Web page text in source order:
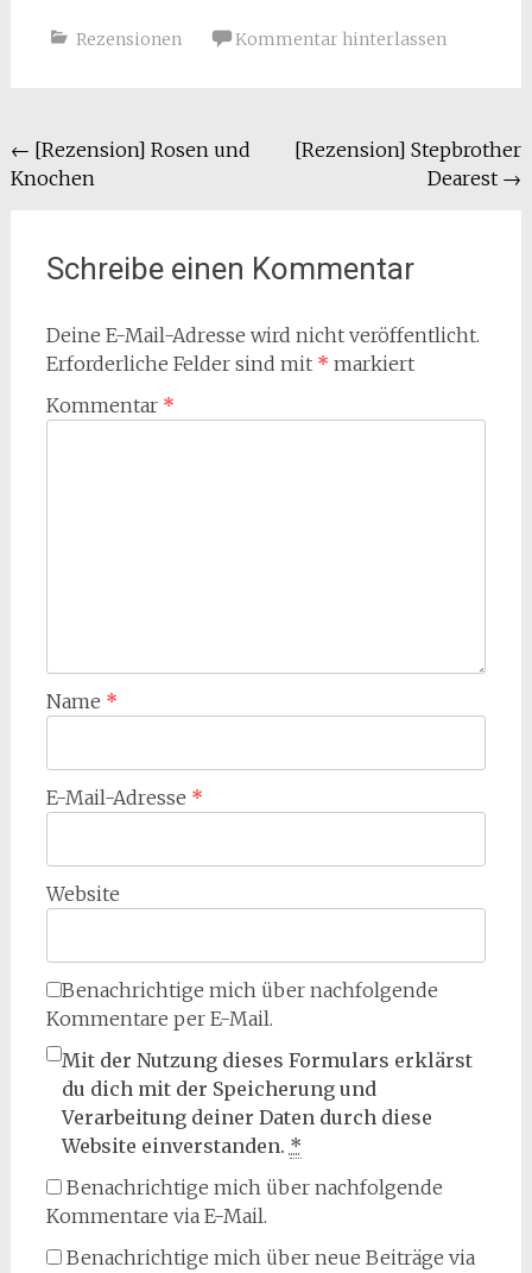
Rezensionen Kommentar hinterlassen
Beitragsnavigation
← [Rezension] Rosen und
Knochen
[Rezension] Stepbrother
Dearest →
Schreibe einen Kommentar
Deine E-Mail-Adresse wird nicht veröffentlicht.
Erforderliche Felder sind mit * markiert
Kommentar *
Name *
E-Mail-Adresse *
Website
Benachrichtige mich über nachfolgende
Kommentare per E-Mail.
Mit der Nutzung dieses Formulars erklärst
du dich mit der Speicherung und
Verarbeitung deiner Daten durch diese
Website einverstanden. *
Benachrichtige mich über nachfolgende
Kommentare via E-Mail.
Benachrichtige mich über neue Beiträge via